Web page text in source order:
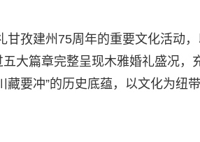
甘孜建州75周年的重要文化活动
五大篇章完整呈现木雅婚礼盛况
藏要冲”的历史底蕴，以文化为